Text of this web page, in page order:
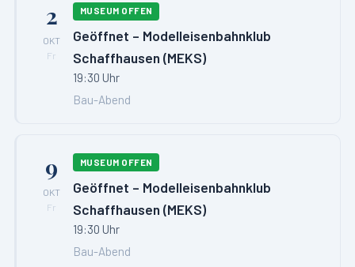
2
OKT
Fr
MUSEUM OFFEN
Geöffnet – Modelleisenbahnklub
Schaffhausen (MEKS)
19:30 Uhr
Bau-Abend
9
OKT
Fr
MUSEUM OFFEN
Geöffnet – Modelleisenbahnklub
Schaffhausen (MEKS)
19:30 Uhr
Bau-Abend